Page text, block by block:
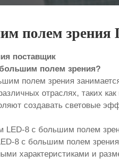
полем зрения
поставщик
полем зрения?
полем зрения
отраслях, таких
создавать световые
LED-8 с большим полем
8 с большим полем
характеристиками и